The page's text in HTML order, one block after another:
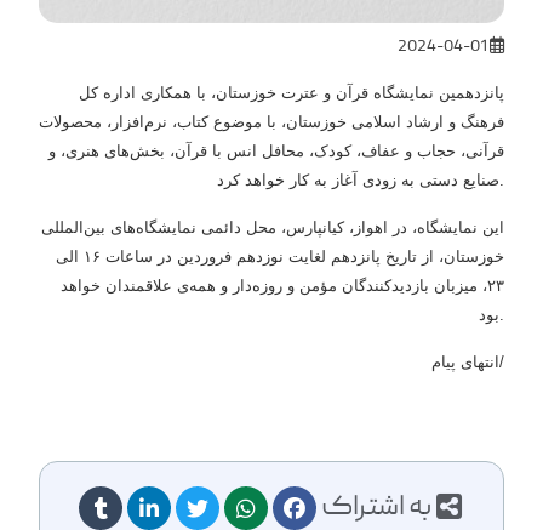
پانزدهمین نمایشگاه قرآن و عترت خوزستان، با همکاری اداره کل
فرهنگ و ارشاد اسلامی خوزستان، با موضوع کتاب، نرم‌افزار، محصولات
قرآنی، حجاب و عفاف، کودک، محافل انس با قرآن، بخش‌های هنری، و
صنایع دستی به زودی آغاز به کار خواهد کرد.
این نمایشگاه، در اهواز، کیانپارس، محل دائمی نمایشگاه‌های بین‌المللی
خوزستان، از تاریخ پانزدهم لغایت نوزدهم فروردین در ساعات ۱۶ الی
۲۳، میزبان بازدیدکنندگان مؤمن و روزه‌دار و همه‌ی علاقمندان خواهد
بود.
انتهای پیام/
به اشتراک